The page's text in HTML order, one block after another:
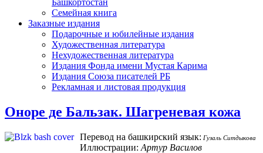
Башкортостан
Семейная книга
Заказные издания
Подарочные и юбилейные издания
Художественная литература
Нехудожественная литература
Издания Фонда имени Мустая Карима
Издания Союза писателей РБ
Рекламная и листовая продукция
Оноре де Бальзак. Шагреневая кожа
Перевод на башкирский язык: Гузаль Ситдыкова
Иллюстрации: Артур Василов